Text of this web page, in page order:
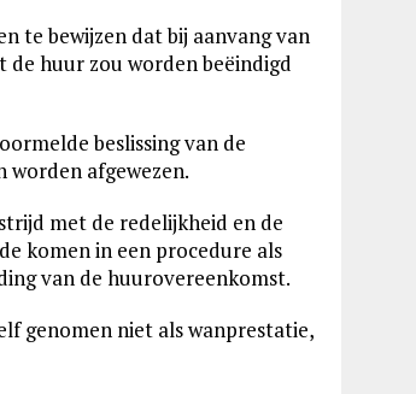
te bewijzen dat bij aanvang van
de huur zou worden beëindigd
beslissing van de
afgewezen.
met de redelijkheid en de
komen in een procedure als
van de huurovereenkomst.
genomen niet als wanprestatie,